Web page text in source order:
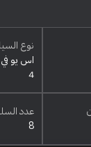
نوع
4
عدد
8